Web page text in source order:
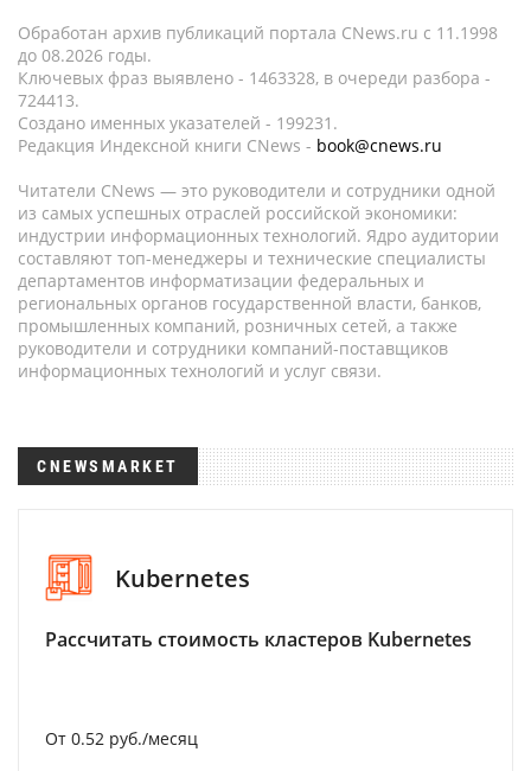
Обработан архив публикаций портала CNews.ru c 11.1998
до 08.2026 годы.
Ключевых фраз выявлено - 1463328, в очереди разбора -
724413.
Создано именных указателей - 199231.
Редакция Индексной книги CNews - book@cnews.ru
Читатели CNews — это руководители и сотрудники одной
из самых успешных отраслей российской экономики:
индустрии информационных технологий. Ядро аудитории
составляют топ-менеджеры и технические специалисты
департаментов информатизации федеральных и
региональных органов государственной власти, банков,
промышленных компаний, розничных сетей, а также
руководители и сотрудники компаний-поставщиков
информационных технологий и услуг связи.
CNEWSMARKET
Kubernetes
Рассчитать стоимость кластеров Kubernetes
От 0.52 руб./месяц